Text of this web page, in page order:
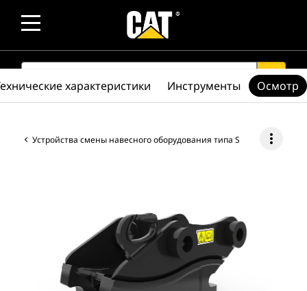
SEARCH search
Устройства смены навесного оборудования типа S more_vert
характеристики Инструменты Осмотр